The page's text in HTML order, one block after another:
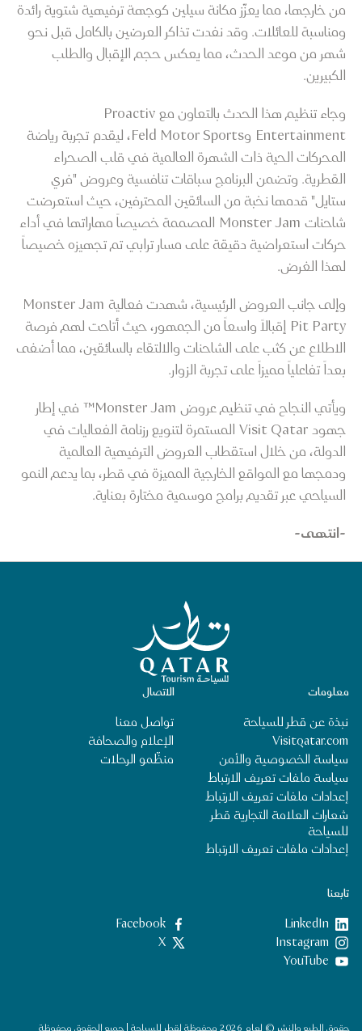
من خارجها، مما يعزّز مكانة سيلين كوجهة ترفيهية شتوية رائدة
ومناسبة للعائلات. وقد نفدت تذاكر العرضين بالكامل قبل نحو
شهر من موعد الحدث، مما يعكس حجم الإقبال والطلب
الكبيرين.
وجاء تنظيم هذا الحدث بالتعاون مع Proactiv
Entertainment وFeld Motor Sports، ليقدم تجربة رياضة
المحركات الحية ذات الشهرة العالمية في قلب الصحراء
القطرية. وتضمن البرنامج سباقات تنافسية وعروض "فري
ستايل" قدمها نخبة من السائقين المحترفين، حيث استعرضت
شاحنات Monster Jam المصممة خصيصاً مهاراتها في أداء
حركات استعراضية دقيقة على مسار ترابي تم تجهيزه خصيصاً
لهذا الغرض.
وإلى جانب العروض الرئيسية، شهدت فعالية Monster Jam
Pit Party إقبالاً واسعاً من الجمهور، حيث أتاحت لهم فرصة
الاطلاع عن كثب على الشاحنات والالتقاء بالسائقين، مما أضفى
بعداً تفاعلياً مميزاً على تجربة الزوار.
ويأتي النجاح في تنظيم عروض Monster Jam™ في إطار
جهود Visit Qatar المستمرة لتنويع رزنامة الفعاليات في
الدولة، من خلال استقطاب العروض الترفيهية العالمية
ودمجها مع المواقع الخارجية المميزة في قطر، بما يدعم النمو
السياحي عبر تقديم برامج موسمية مختارة بعناية.
-انتهى-
الصفحة الرئيسية لقطر للسياحة
تابعنا
LinkedIn
‎Facebook‏
‎Instagram‏
X
YouTube
الاتصال
تواصل معنا
الإعلام والصحافة
منظِّمو الرحلات
معلومات
نبذة عن قطر للسياحة
Visitqatar.com
سياسة الخصوصية والأمن
سياسة ملفات تعريف الارتباط
إعدادات ملفات تعريف الارتباط
شعارات العلامة التجارية قطر
للسياحة
إعدادات ملفات تعريف الارتباط